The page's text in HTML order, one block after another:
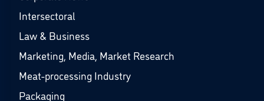
Intersectoral
Law & Business
Marketing, Media, Market Research
Meat-processing Industry
Packaging